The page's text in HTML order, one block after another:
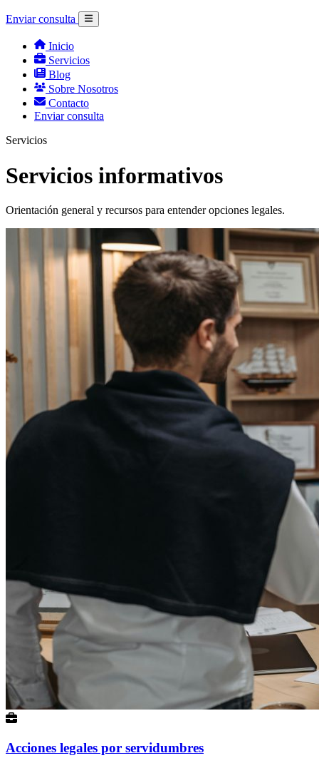
Enviar consulta
Inicio
Servicios
Blog
Sobre Nosotros
Contacto
Enviar consulta
Servicios
Servicios informativos
Orientación general y recursos para entender opciones legales.
Acciones legales por servidumbres